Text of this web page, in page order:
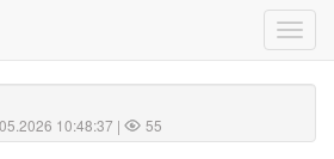
10:48:37 | 55